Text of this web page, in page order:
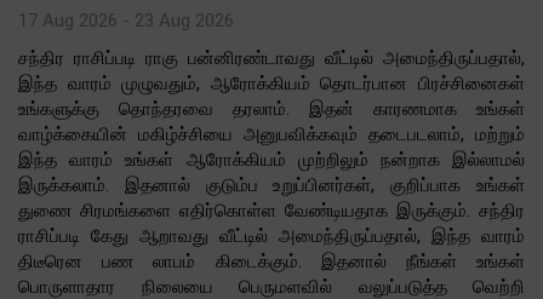
17 Aug 2026 - 23 Aug 2026
சந்திர ராசிப்படி ராகு பன்னிரண்டாவது வீட்டில் அமைந்திருப்பதால்,
இந்த வாரம் முழுவதும், ஆரோக்கியம் தொடர்பான பிரச்சினைகள்
உங்களுக்கு தொந்தரவை தரலாம். இதன் காரணமாக உங்கள்
வாழ்க்கையின் மகிழ்ச்சியை அனுபவிக்கவும் தடைபடலாம், மற்றும்
இந்த வாரம் உங்கள் ஆரோக்கியம் முற்றிலும் நன்றாக இல்லாமல்
இருக்கலாம். இதனால் குடும்ப உறுப்பினர்கள், குறிப்பாக உங்கள்
துணை சிரமங்களை எதிர்கொள்ள வேண்டியதாக இருக்கும். சந்திர
ராசிப்படி கேது ஆறாவது வீட்டில் அமைந்திருப்பதால், இந்த வாரம்
திடீரென பண லாபம் கிடைக்கும். இதனால் நீங்கள் உங்கள்
பொருளாதார நிலையை பெருமளவில் வலுப்படுத்த வெற்றி